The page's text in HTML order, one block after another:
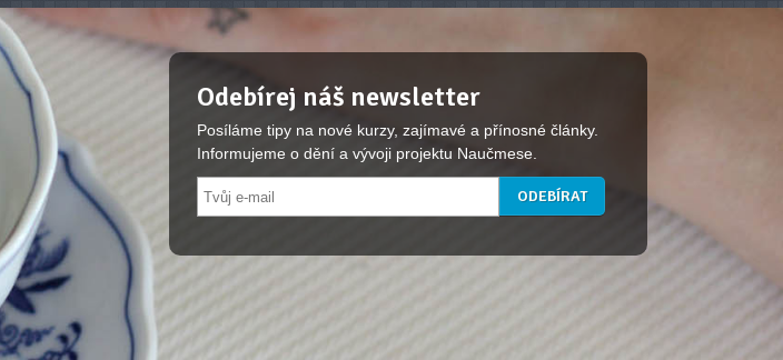
Odebírej náš newsletter
Posíláme tipy na nové kurzy, zajímavé a přínosné články.
Informujeme o dění a vývoji projektu Naučmese.